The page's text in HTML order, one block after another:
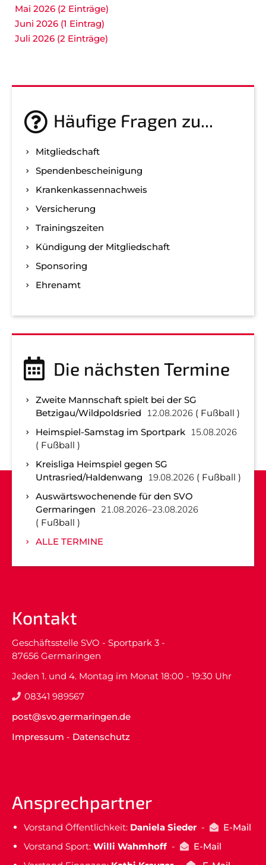
Mai 2026 (2 Einträge)
Juni 2026 (1 Eintrag)
Juli 2026 (2 Einträge)
Häufige Fragen zu...
Mitgliedschaft
Spenden­bescheinigung
Kranken­kassen­nachweis
Versicherung
Trainingszeiten
Kündigung der Mitgliedschaft
Sponsoring
Ehrenamt
Die nächsten Termine
Zweite Mannschaft spielt bei der SG
Betzigau/Wildpoldsried
12.08.2026
Fußball
Heimspiel-Samstag im Sportpark 15.08.2026
Fußball
Kreisliga Heimspiel gegen SG
Untrasried/Haldenwang
19.08.2026
Fußball
Auswärtswochenende für den SVO
Germaringen 21.08.2026–23.08.2026
Fußball
ALLE TERMINE
Kontakt
Geschäftsstelle SVO - Sportpark 3 -
87656 Germaringen
Jeden 1. und 4. Montag im Monat 18:00 - 19:30 Uhr
08341 989567
post@svo.germaringen.de
Impressum - Datenschutz
Ansprechpartner
Vorstand Öffentlichkeit: Daniela Sieder-
E-Mail
Vorstand Sport: Willi Wahmhoff-
E-Mail